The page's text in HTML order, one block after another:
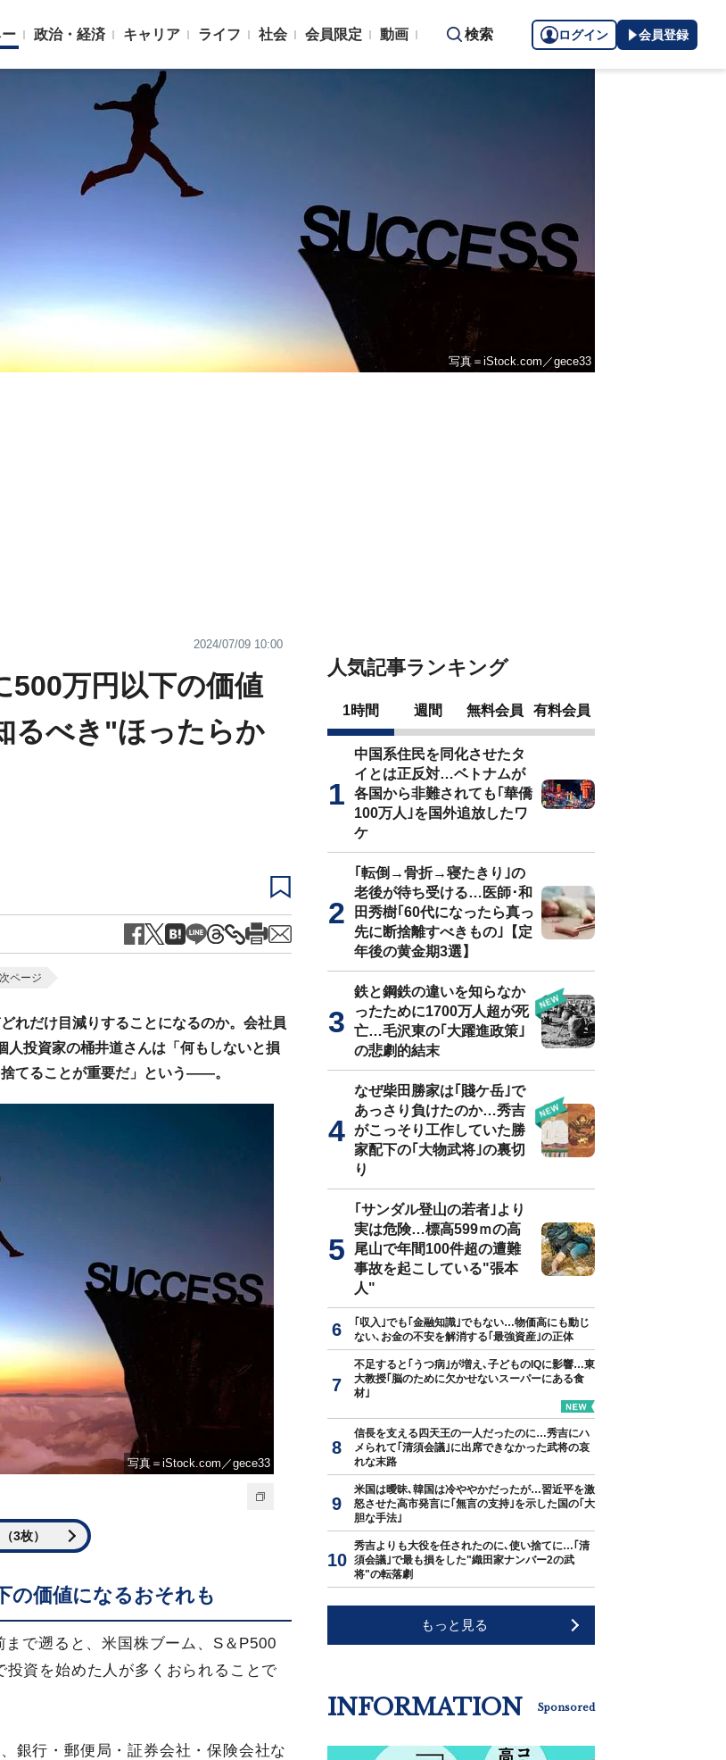
政治・経済 キャリア ライフ 社会 会員限定 動画 検索 ログイン 会員登録
写真＝iStock.com／gece33
2024/07/09 10:00
500万円以下の価値
るべき"ほったらか
次ページ
れだけ目減りすることになるのか。会社員
人投資家の桶井道さんは「何もしないと損
てることが重要だ」という――。
写真＝iStock.com／gece33
3枚）
の価値になるおそれも
で遡ると、米国株ブーム、S＆P500
資を始めた人が多くおられることで
銀行・郵便局・証券会社・保険会社な
人気記事ランキング
1時間 週間 無料会員 有料会員
中国系住民を同化させたタ
イとは正反対…ベトナムが
各国から非難されても｢華僑
100万人｣を国外追放したワ
ケ
｢転倒→骨折→寝たきり｣の
老後が待ち受ける…医師･和
田秀樹｢60代になったら真っ
先に断捨離すべきもの｣【定
年後の黄金期3選】
鉄と鋼鉄の違いを知らなか
ったために1700万人超が死
亡…毛沢東の｢大躍進政策｣
の悲劇的結末
なぜ柴田勝家は｢賤ケ岳｣で
あっさり負けたのか…秀吉
がこっそり工作していた勝
家配下の｢大物武将｣の裏切
り
｢サンダル登山の若者｣より
実は危険…標高599ｍの高
尾山で年間100件超の遭難
事故を起こしている"張本
人"
｢収入｣でも｢金融知識｣でもない…物価高にも動じ
ない､お金の不安を解消する｢最強資産｣の正体
不足すると｢うつ病｣が増え､子どものIQに影響…東
大教授｢脳のために欠かせないスーパーにある食
材｣
信長を支える四天王の一人だったのに…秀吉にハ
メられて｢清須会議｣に出席できなかった武将の哀
れな末路
米国は曖昧､韓国は冷ややかだったが…習近平を激
怒させた高市発言に｢無言の支持｣を示した国の｢大
胆な手法｣
秀吉よりも大役を任されたのに､使い捨てに…｢清
須会議｣で最も損をした"織田家ナンバー2の武
将"の転落劇
もっと見る
INFORMATION Sponsored